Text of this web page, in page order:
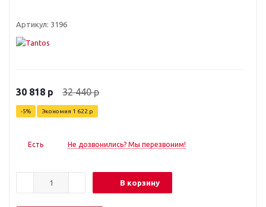
Артикул: 3196
30 818 р 32 440р
-5% Экономия 1 622 р
Есть Не дозвонились? Мы перезвоним!
В корзину